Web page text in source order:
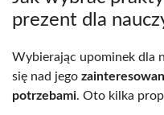
prezent dla
Wybierając upominek dla
się nad jego
potrzebami. Oto kilka